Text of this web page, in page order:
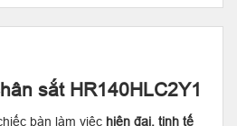
sắt HR140HLC2Y1
bàn làm việc hiện đại, tinh tế